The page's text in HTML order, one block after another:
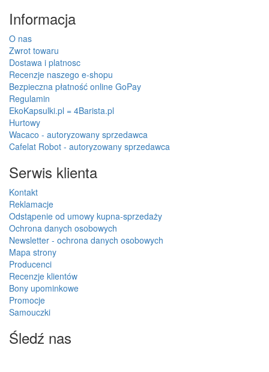
Informacja
O nas
Zwrot towaru
Dostawa i platnosc
Recenzje naszego e-shopu
Bezpieczna płatność online GoPay
Regulamin
EkoKapsulki.pl = 4Barista.pl
Hurtowy
Wacaco - autoryzowany sprzedawca
Cafelat Robot - autoryzowany sprzedawca
Serwis klienta
Kontakt
Reklamacje
Odstąpenie od umowy kupna-sprzedaży
Ochrona danych osobowych
Newsletter - ochrona danych osobowych
Mapa strony
Producenci
Recenzje klientów
Bony upominkowe
Promocje
Samouczki
Śledź nas